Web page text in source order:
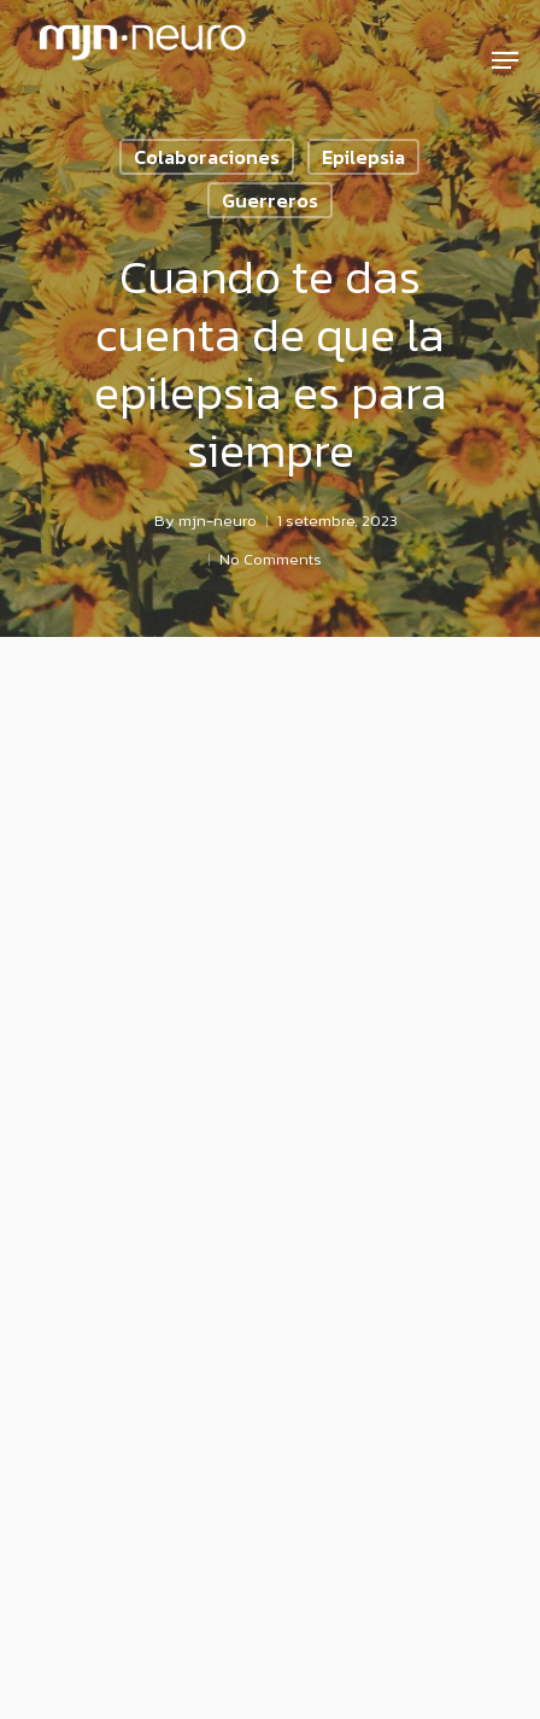
Colaboraciones
Epilepsia
Guerreros
Cuando te das
cuenta de que la
epilepsia es para
siempre
Bymjn-neuro
1 setembre, 2023
No Comments